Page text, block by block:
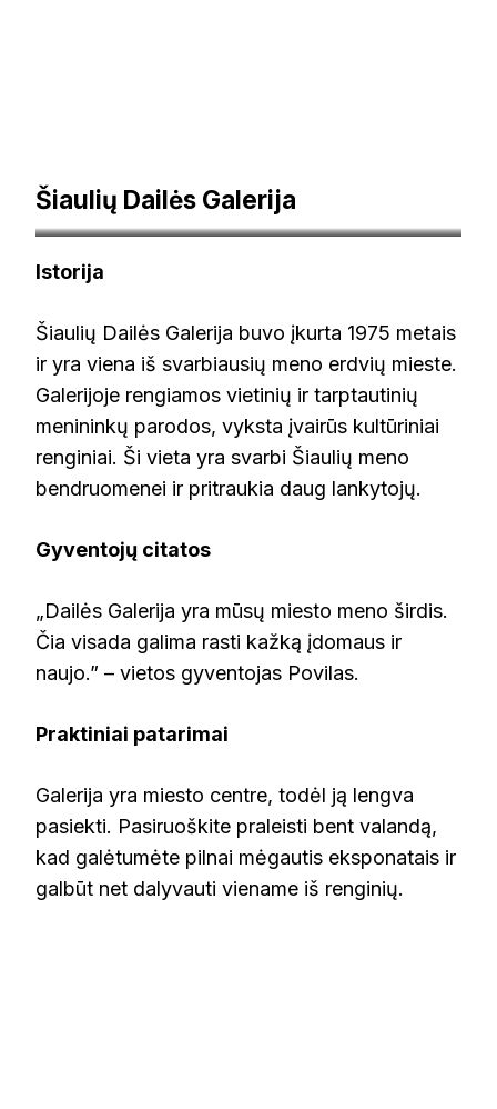
Šiaulių Dailės Galerija
Istorija
Šiaulių Dailės Galerija buvo įkurta 1975 metais
ir yra viena iš svarbiausių meno erdvių mieste.
Galerijoje rengiamos vietinių ir tarptautinių
menininkų parodos, vyksta įvairūs kultūriniai
renginiai. Ši vieta yra svarbi Šiaulių meno
bendruomenei ir pritraukia daug lankytojų.
Gyventojų citatos
„Dailės Galerija yra mūsų miesto meno širdis.
Čia visada galima rasti kažką įdomaus ir
naujo.” – vietos gyventojas Povilas.
Praktiniai patarimai
Galerija yra miesto centre, todėl ją lengva
pasiekti. Pasiruoškite praleisti bent valandą,
kad galėtumėte pilnai mėgautis eksponatais ir
galbūt net dalyvauti viename iš renginių.